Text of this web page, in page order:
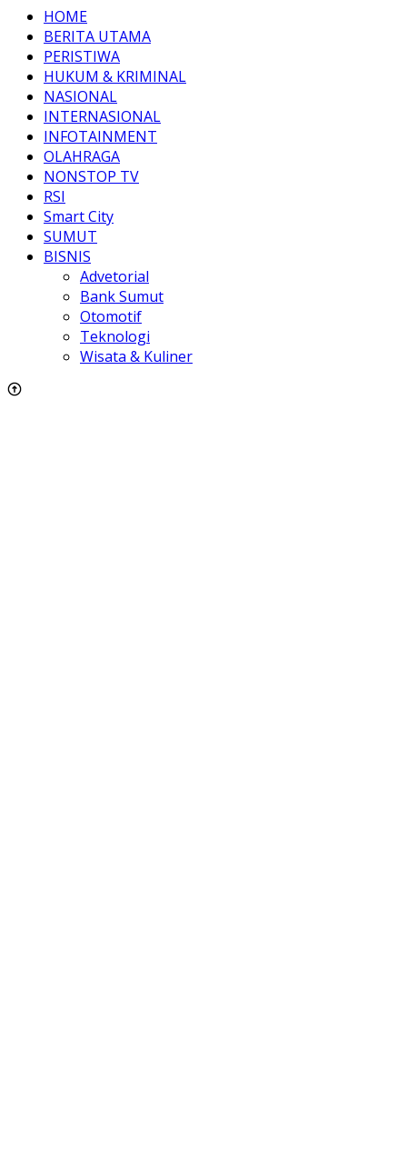
HOME
BERITA UTAMA
PERISTIWA
HUKUM & KRIMINAL
NASIONAL
INTERNASIONAL
INFOTAINMENT
OLAHRAGA
NONSTOP TV
RSI
Smart City
SUMUT
BISNIS
Advetorial
Bank Sumut
Otomotif
Teknologi
Wisata & Kuliner